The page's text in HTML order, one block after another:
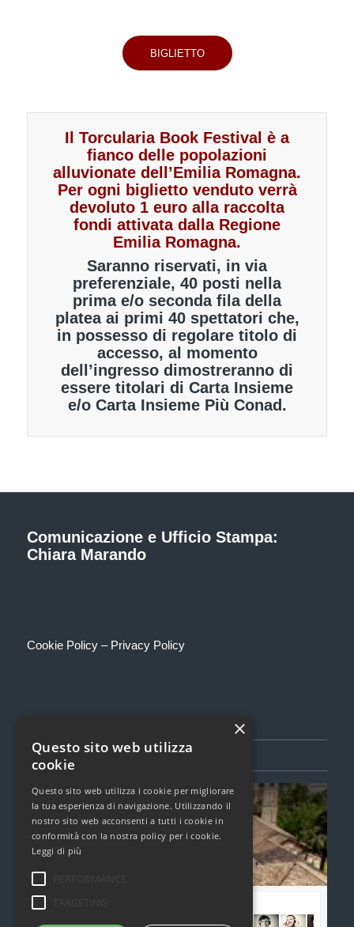
BIGLIETTO
Il Torcularia Book Festival è a
fianco delle popolazioni
alluvionate dell’Emilia Romagna.
Per ogni biglietto venduto verrà
devoluto 1 euro alla raccolta
fondi attivata dalla Regione
Emilia Romagna.
Saranno riservati, in via
preferenziale, 40 posti nella
prima e/o seconda fila della
platea ai primi 40 spettatori che,
in possesso di regolare titolo di
accesso, al momento
dell’ingresso dimostreranno di
essere titolari di Carta Insieme
e/o Carta Insieme Più Conad.
Comunicazione e Ufficio Stampa:
Chiara Marando
Cookie Policy– Privacy Policy
SEGUICI SU FACEBOOK
Torcualria Book Festival
1,6k Mi Piace
×
Questo sito web utilizza
cookie
Questo sito web utilizza i cookie per migliorare
la tua esperienza di navigazione. Utilizzando il
nostro sito web acconsenti a tutti i cookie in
conformità con la nostra policy per i cookie.
Leggi di più